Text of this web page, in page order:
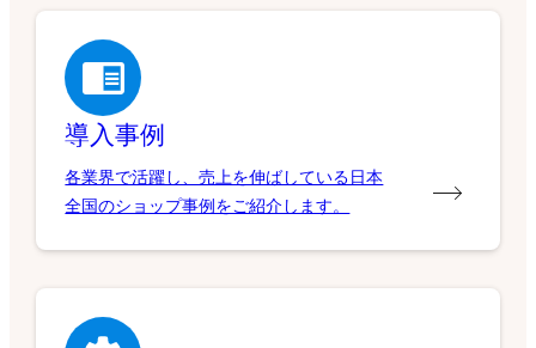
導入事例
各業界で活躍し、売上を伸ばしている日本
全国のショップ事例をご紹介します。